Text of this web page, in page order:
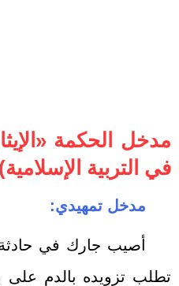
مدخل الحكمة
في التربية الإسلامية)
مدخل تمهيدي:
أصيب جارك في
تطلب تزويده بالدم